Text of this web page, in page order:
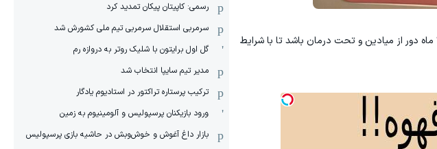
مبینا به عنوان دارنده مدال برنز المپیک و طلای امیدهای جهان و عضو تیم ملی تکواندو، باید حدود 9 ماه دور از میادین و تحت درمان باشد تا با شرایط
رسمی: کاپیتان پیکان تمدید کرد
سرمربی استقلال سرمربی تیم ملی کشورش شد
گل اول برایتون با شلیک روتر به دروازه رم
مدیر تیم سایپا انتخاب شد
ترکیب پرستاره تراکتور در استادیوم یادگار
ورود بازیکنان پرسپولیس و آلومینیوم به زمین
بازار داغ آغوش و خوش‌و‌بش در حاشیه بازی پرسپولیس